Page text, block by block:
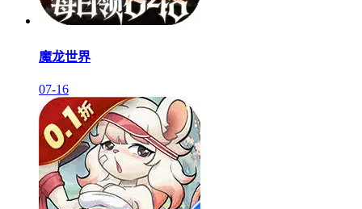
魔龙世界
07-16